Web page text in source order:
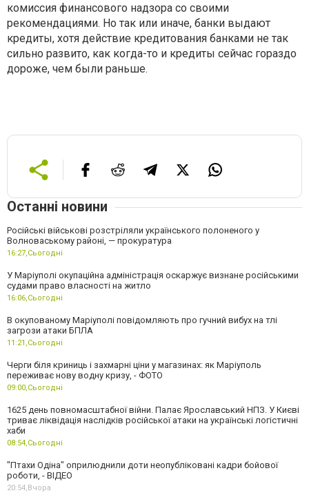
комиссия финансового надзора со своими
рекомендациями. Но так или иначе, банки выдают
кредиты, хотя действие кредитования банками не так
сильно развито, как когда-то и кредиты сейчас гораздо
дороже, чем были раньше.
Останні новини
Російські військові розстріляли українського полоненого у
Волноваському районі, — прокуратура
16:27,Сьогодні
У Маріуполі окупаційна адміністрація оскаржує визнане російськими
судами право власності на житло
16:06,Сьогодні
В окупованому Маріуполі повідомляють про гучний вибух на тлі
загрози атаки БПЛА
11:21,Сьогодні
Черги біля криниць і захмарні ціни у магазинах: як Маріуполь
переживає нову водну кризу, - ФОТО
09:00,Сьогодні
1625 день повномасштабної війни. Палає Ярославський НПЗ. У Києві
триває ліквідація наслідків російської атаки на українські логістичні
хаби
08:54,Сьогодні
"Птахи Одіна" оприлюднили доти неопубліковані кадри бойової
роботи, - ВІДЕО
20:54,Вчора